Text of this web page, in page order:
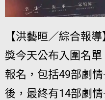
【洪藝晅／綜合報
獎今天公布入圍名
報名，包括49部劇
後，最終有14部劇